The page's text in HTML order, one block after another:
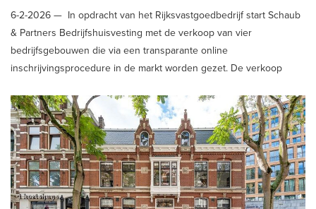
6-2-2026 — In opdracht van het Rijksvastgoedbedrijf start Schaub
& Partners Bedrijfshuisvesting met de verkoop van vier
bedrijfsgebouwen die via een transparante online
inschrijvingsprocedure in de markt worden gezet. De verkoop